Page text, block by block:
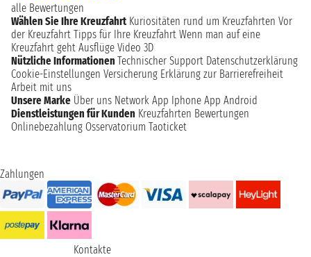
alle Bewertungen
Wählen Sie Ihre Kreuzfahrt Kuriositäten rund um Kreuzfahrten Vor
der Kreuzfahrt Tipps für Ihre Kreuzfahrt Wenn man auf eine
Kreuzfahrt geht Ausflüge Video 3D
Nützliche Informationen Technischer Support Datenschutzerklärung
Cookie-Einstellungen Versicherung Erklärung zur Barrierefreiheit
Arbeit mit uns
Unsere Marke Über uns Network App Iphone App Android
Dienstleistungen für Kunden Kreuzfahrten Bewertungen
Onlinebezahlung Osservatorium Taoticket
Zahlungen
Kontakte